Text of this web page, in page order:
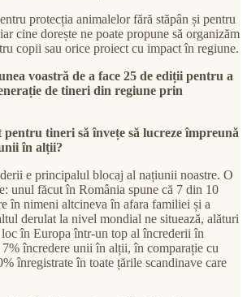
protecția animalelor fără stăpân și pentru
cine dorește ne poate propune să organizăm
copii sau orice proiect cu impact în regiune.
voastră de a face 25 de ediții pentru a
de tineri din regiune prin
pentru tineri să învețe să lucreze împreună
în alții?
e principalul blocaj al națiunii noastre. O
unul făcut în România spune că 7 din 10
în nimeni altcineva în afara familiei și a
derulat la nivel mondial ne situează, alături
în Europa într-un top al încrederii în
încredere unii în alții, în comparație cu
înregistrate în toate țările scandinave care